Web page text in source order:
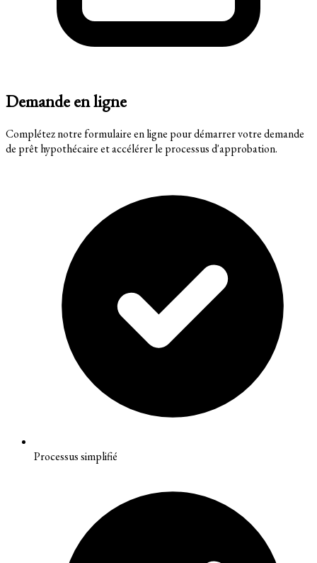
Demande en ligne
Complétez notre formulaire en ligne pour démarrer votre demande
de prêt hypothécaire et accélérer le processus d'approbation.
Processus simplifié